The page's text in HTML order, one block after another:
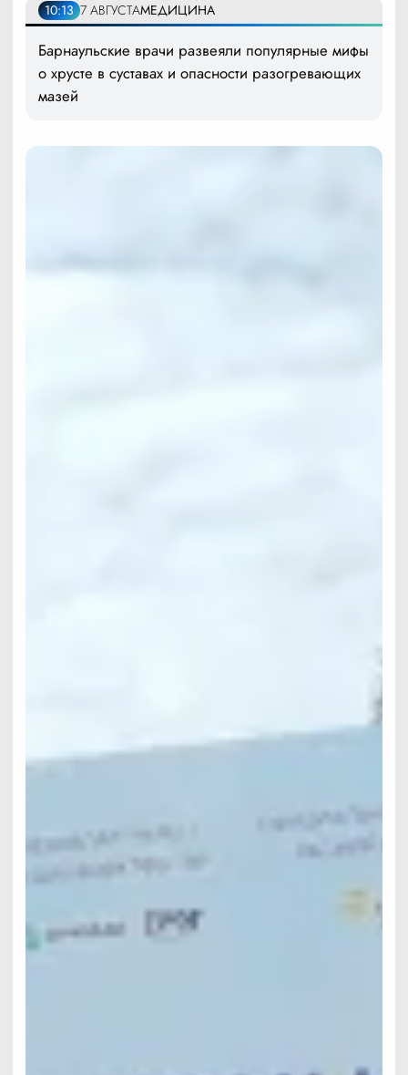
10:13 7 АВГУСТАМЕДИЦИНА
Барнаульские врачи развеяли популярные мифы
о хрусте в суставах и опасности разогревающих
мазей